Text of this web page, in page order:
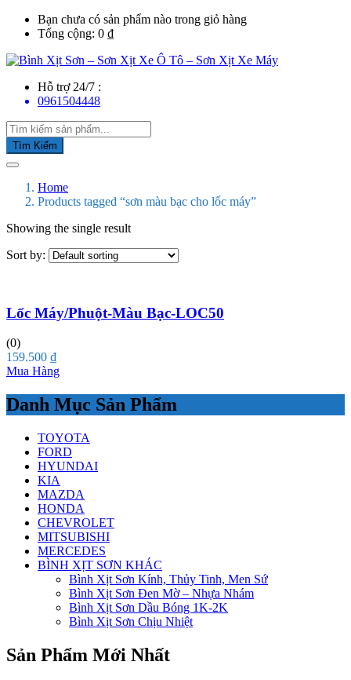
Bạn chưa có sản phẩm nào trong giỏ hàng
Tổng cộng: 0 ₫
Hỗ trợ 24/7 :
0961504448
Tìm Kiếm
Home
Products tagged “sơn màu bạc cho lốc máy”
Showing the single result
Sort by:
Lốc Máy/Phuột-Màu Bạc-LOC50
(0)
159.500 ₫
Mua Hàng
Danh Mục Sản Phẩm
TOYOTA
FORD
HYUNDAI
KIA
MAZDA
HONDA
CHEVROLET
MITSUBISHI
MERCEDES
BÌNH XỊT SƠN KHÁC
Bình Xịt Sơn Kính, Thủy Tinh, Men Sứ
Bình Xịt Sơn Đen Mờ – Nhựa Nhám
Bình Xịt Sơn Dầu Bóng 1K-2K
Bình Xịt Sơn Chịu Nhiệt
Sản Phẩm Mới Nhất